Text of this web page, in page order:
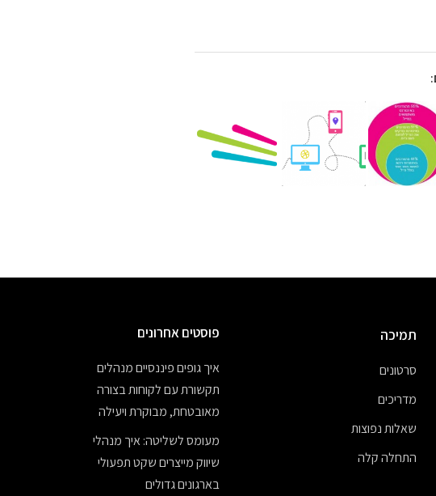
תמיכה
סרטונים
מדריכים
שאלות נפוצות
התחלה קלה
פוסטים אחרונים
איך גופים פיננסיים מנהלים
תקשורת עם לקוחות בצורה
מאובטחת, מבוקרת ויעילה
מעומס לשליטה: איך מנהלי
שיווק מייצרים שקט תפעולי
בארגונים גדולים